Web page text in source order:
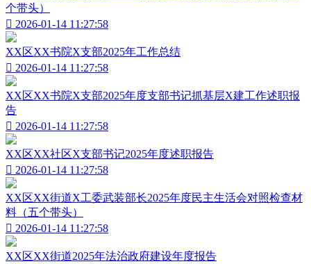
个带头）
 2026-01-14 11:27:58
XX区XX书院X支部2025年工作总结
 2026-01-14 11:27:58
XX区XX书院X支部2025年度支部书记抓基层X建工作述职报
告
 2026-01-14 11:27:58
XX区XX社区X支部书记2025年度述职报告
 2026-01-14 11:27:58
XX区XX街道X工委武装部长2025年度民主生活会对照检查材
料（五个带头）
 2026-01-14 11:27:58
XX区XX街道2025年法治政府建设年度报告